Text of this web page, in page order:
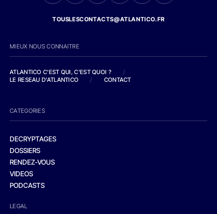
TOUSLESCONTACTS@ATLANTICO.FR
MIEUX NOUS CONNAITRE
ATLANTICO C'EST QUI, C'EST QUOI ?
/
LE RESEAU D'ATLANTICO
/ CONTACT
CATEGORIES
DECRYPTAGES
DOSSIERS
RENDEZ-VOUS
VIDEOS
PODCASTS
LEGAL